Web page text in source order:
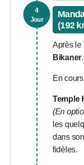
4
Jour
(192
Après le
Bikaner.
En
Temple
(En
les
dans
fidèles.